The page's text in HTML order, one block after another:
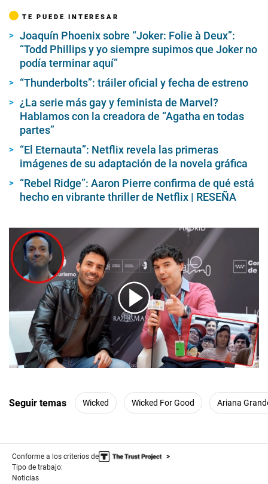
TE PUEDE INTERESAR
Joaquín Phoenix sobre “Joker: Folie à Deux”:
“Todd Phillips y yo siempre supimos que Joker no
podía terminar aquí”
“Thunderbolts”: tráiler oficial y fecha de estreno
¿La serie más gay y feminista de Marvel?
Hablamos con la creadora de “Agatha en todas
partes”
“El Eternauta”: Netflix revela las primeras
imágenes de su adaptación de la novela gráfica
“Rebel Ridge”: Aaron Pierre confirma de qué está
hecho en vibrante thriller de Netflix | RESEÑA
00:00/07:51
Seguir temas Wicked Wicked For Good Ariana
Conforme a los criterios de
Tipo de trabajo:
Noticias